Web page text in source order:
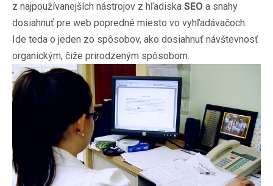
z najpoužívanejších nástrojov z hľadiska SEO a snahy
dosiahnuť pre web popredné miesto vo vyhľadávačoch.
Ide teda o jeden zo spôsobov, ako dosiahnuť návštevnosť
organickým, čiže prirodzeným spôsobom.